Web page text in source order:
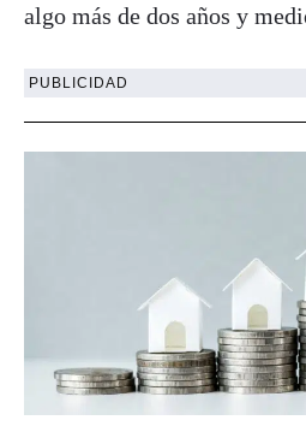
algo más de dos años y
PUBLICIDAD